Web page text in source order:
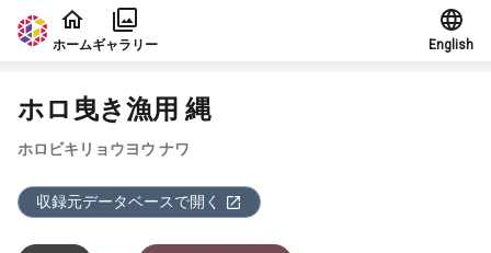
本文に飛ぶ
ホームギャラリー English
ホロ曳き漁用 縄
ホロビキリョウヨウ ナワ
収録元データベースで開く